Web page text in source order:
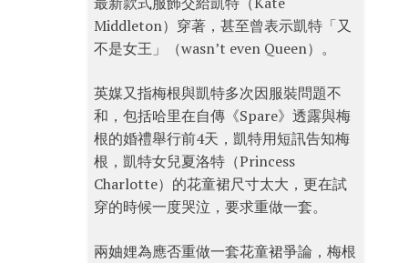
Middleton）穿著，甚至曾表示凱特「又
不是女王」（wasn’t even Queen）。
英媒又指梅根與凱特多次因服裝問題不
和，包括哈里在自傳《Spare》透露與梅
根的婚禮舉行前4天，凱特用短訊告知梅
根，凱特女兒夏洛特（Princess
Charlotte）的花童裙尺寸太大，更在試
穿的時候一度哭泣，要求重做一套。
兩妯娌為應否重做一套花童裙爭論，梅根